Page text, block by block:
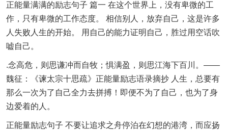
正能量满满的励志句子 篇一 在这个世界上，没有卑微的工
作，只有卑微的工作态度。 相信别人，放弃自己，这是许多
人失败人生的开始。 用自己的能力证明自己，胜过用空话吹
嘘自己。
.念高危，则思谦冲而自牧；惧满盈，则思江海下百川。——
魏征：《谏太宗十思疏》正能量励志语录摘抄 人生，总要有
那么一次为了自己全力去拼搏！即便不为了自己，也为了身
边爱着的人。
正能量励志句子 不要让追求之舟停泊在幻想的港湾，而应扬